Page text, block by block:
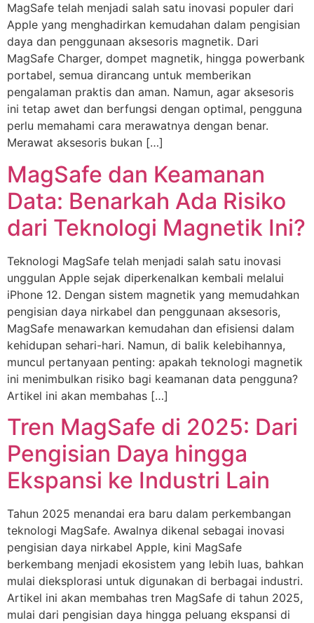
MagSafe telah menjadi salah satu inovasi populer dari
Apple yang menghadirkan kemudahan dalam pengisian
daya dan penggunaan aksesoris magnetik. Dari
MagSafe Charger, dompet magnetik, hingga powerbank
portabel, semua dirancang untuk memberikan
pengalaman praktis dan aman. Namun, agar aksesoris
ini tetap awet dan berfungsi dengan optimal, pengguna
perlu memahami cara merawatnya dengan benar.
Merawat aksesoris bukan […]
MagSafe dan Keamanan
Data: Benarkah Ada Risiko
dari Teknologi Magnetik Ini?
Teknologi MagSafe telah menjadi salah satu inovasi
unggulan Apple sejak diperkenalkan kembali melalui
iPhone 12. Dengan sistem magnetik yang memudahkan
pengisian daya nirkabel dan penggunaan aksesoris,
MagSafe menawarkan kemudahan dan efisiensi dalam
kehidupan sehari-hari. Namun, di balik kelebihannya,
muncul pertanyaan penting: apakah teknologi magnetik
ini menimbulkan risiko bagi keamanan data pengguna?
Artikel ini akan membahas […]
Tren MagSafe di 2025: Dari
Pengisian Daya hingga
Ekspansi ke Industri Lain
Tahun 2025 menandai era baru dalam perkembangan
teknologi MagSafe. Awalnya dikenal sebagai inovasi
pengisian daya nirkabel Apple, kini MagSafe
berkembang menjadi ekosistem yang lebih luas, bahkan
mulai dieksplorasi untuk digunakan di berbagai industri.
Artikel ini akan membahas tren MagSafe di tahun 2025,
mulai dari pengisian daya hingga peluang ekspansi di